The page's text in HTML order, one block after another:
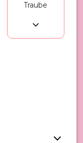
Traube